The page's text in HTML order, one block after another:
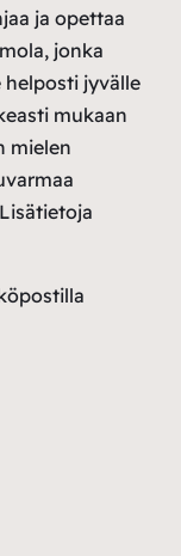
ja opettaa
jonka
helposti jyvälle
mukaan
mielen